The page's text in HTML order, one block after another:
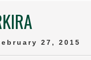
27, 2015